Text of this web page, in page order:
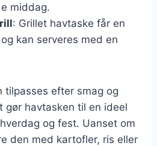
middag.
: Grillet havtaske får en
kan serveres med en
tilpasses efter smag og
gør havtasken til en ideel
og fest. Uanset om
den med kartofler, ris eller